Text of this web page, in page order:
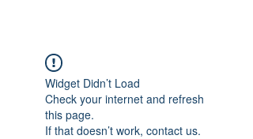
Widget Didn’t Load
Check your internet and refresh
this page.
If that doesn’t work, contact us.